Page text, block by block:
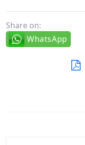
Share on:
WhatsApp